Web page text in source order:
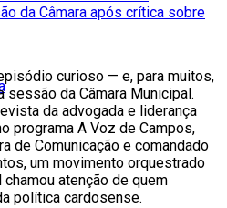
curioso — e, para muitos,
da Câmara Municipal.
da advogada e liderança
programa A Voz de Campos,
de Comunicação e comandado
um movimento orquestrado
atenção de quem
política cardosense.